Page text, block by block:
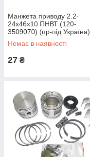
Манжета приводу 2.2-
24х46х10 ПНВТ (120-
3509070) (пр-під Україна)
236-1029240-Б
Немає в наявності
27 ₴